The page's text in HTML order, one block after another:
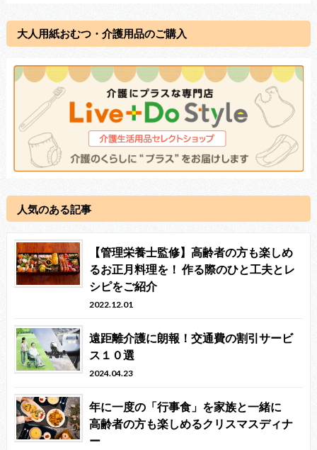
大人用紙おむつ・介護用品のご購入
人気のある記事
【管理栄養士監修】高齢者の方も楽しめ
るお正月料理を！ 作る際のひと工夫とレ
シピをご紹介
2022.12.01
遠距離介護に朗報！交通費の割引サービ
ス１０選
2024.04.23
年に一度の「行事食」を家族と一緒に
高齢者の方も楽しめるクリスマスディナ
ー